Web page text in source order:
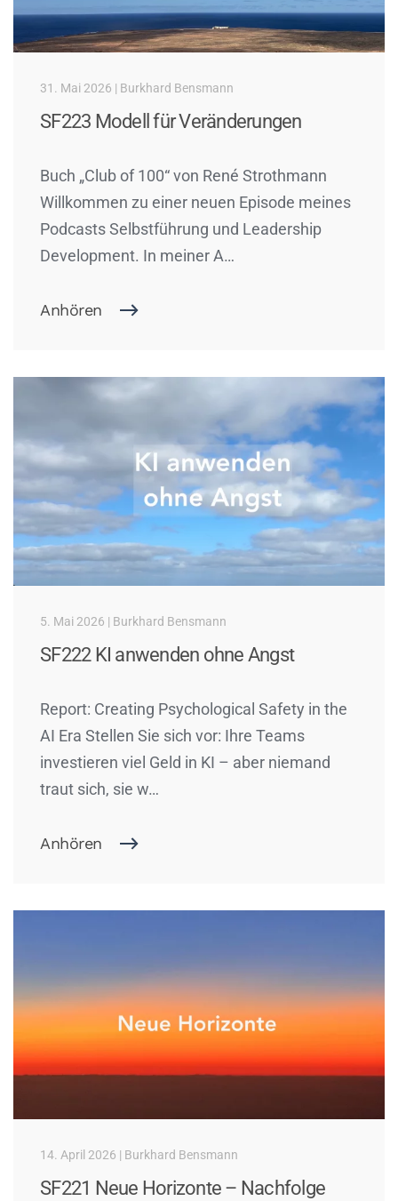
31. Mai 2026 | Burkhard Bensmann
SF223 Modell für Veränderungen
Buch „Club of 100“ von René Strothmann
Willkommen zu einer neuen Episode meines
Podcasts Selbstführung und Leadership
Development. In meiner A…
Anhören
5. Mai 2026 | Burkhard Bensmann
SF222 KI anwenden ohne Angst
Report: Creating Psychological Safety in the
AI Era Stellen Sie sich vor: Ihre Teams
investieren viel Geld in KI – aber niemand
traut sich, sie w…
Anhören
14. April 2026 | Burkhard Bensmann
SF221 Neue Horizonte – Nachfolge